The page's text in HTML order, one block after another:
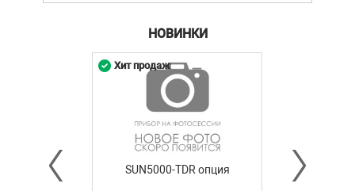
НОВИНКИ
SUN5000-TDR опция
Хит продаж